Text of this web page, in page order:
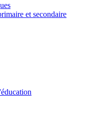
et secondaire